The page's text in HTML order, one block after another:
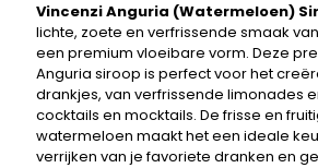
Vincenzi Anguria (Watermeloen)
lichte, zoete en verfrissende smaak
een premium vloeibare vorm. Deze
Anguria siroop is perfect voor het
drankjes, van verfrissende limonades
cocktails en mocktails. De frisse en
watermeloen maakt het een ideale
verrijken van je favoriete dranken en